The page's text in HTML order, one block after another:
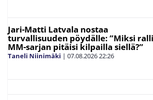
Jari-Matti Latvala nostaa
turvallisuuden pöydälle: ”Miksi
MM-sarjan pitäisi kilpailla siellä?”
Taneli Niinimäki | 07.08.202622:26